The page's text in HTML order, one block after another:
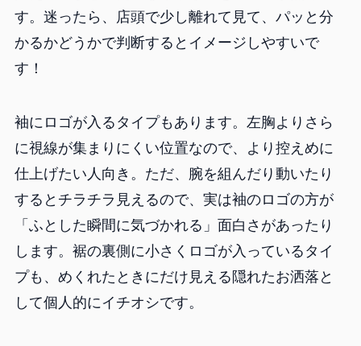
す。迷ったら、店頭で少し離れて見て、パッと分
かるかどうかで判断するとイメージしやすいで
す！
袖にロゴが入るタイプもあります。左胸よりさら
に視線が集まりにくい位置なので、より控えめに
仕上げたい人向き。ただ、腕を組んだり動いたり
するとチラチラ見えるので、実は袖のロゴの方が
「ふとした瞬間に気づかれる」面白さがあったり
します。裾の裏側に小さくロゴが入っているタイ
プも、めくれたときにだけ見える隠れたお洒落と
して個人的にイチオシです。